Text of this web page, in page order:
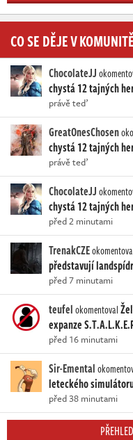
CO SE DĚJE V KOMUNITĚ
ChocolateJJ
chystá 12 tajných
právě teď
GreatOnesChosen
chystá 12 tajných
právě teď
ChocolateJJ
chystá 12 tajných
před 2 minutami
TrenakCZE
představují
před 7 minutami
teufelokomentoval
expanze
před 16 minutami
Sir-Emental
leteckého
před 38 minutami